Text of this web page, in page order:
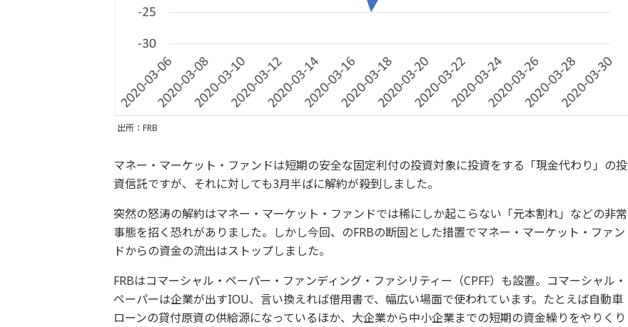
出所：FRB
マネー・マーケット・ファンドは短期の安全な固定利付の投資対象に投資をする「現金代わり」の投
資信託ですが、それに対しても3月半ばに解約が殺到しました。
突然の怒涛の解約はマネー・マーケット・ファンドでは稀にしか起こらない「元本割れ」などの非常
事態を招く恐れがありました。しかし今回、のFRBの断固とした措置でマネー・マーケット・ファン
ドからの資金の流出はストップしました。
FRBはコマーシャル・ペーパー・ファンディング・ファシリティー（CPFF）も設置。コマーシャル・
ペーパーは企業が出すIOU、言い換えれば借用書で、幅広い場面で使われています。たとえば自動車
ローンの貸付原資の供給源になっているほか、大企業から中小企業までの短期の資金繰りをやりくり